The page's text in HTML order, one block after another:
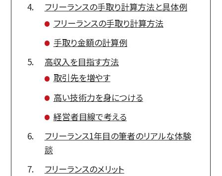
フリーランスの手取り計算方法と具体例
フリーランスの手取り計算方法
手取り金額の計算例
高収入を目指す方法
取引先を増やす
高い技術力を身につける
経営者目線で考える
フリーランス1年目の筆者のリアルな体験
談
フリーランスのメリット